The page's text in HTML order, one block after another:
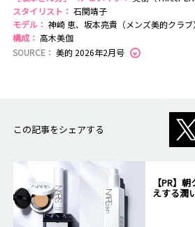
スタイリスト： 石関靖子
モデル： 神崎 恵、坂本亮貴（メンズ美的クラブ）
構成： 高木美伽
SOURCE： 美的 2026年2月号
この記事をシェアする
【PR】
えする潤